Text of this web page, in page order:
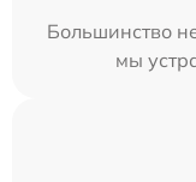
Большинство
мы